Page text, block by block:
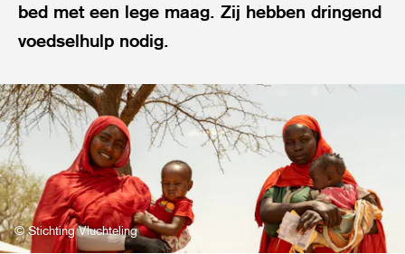
bed met een lege maag. Zij hebben dringend
voedselhulp nodig.
© Stichting Vluchteling